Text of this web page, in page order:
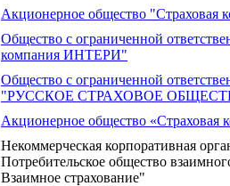
Акционерное общество
Общество с ограниченной
компания ИНТЕРИ"
Общество с ограниченной
"РУССКОЕ СТРАХОВОЕ
Акционерное общество
Некоммерческая корпоративная
Потребительское общество
Взаимное страхование"